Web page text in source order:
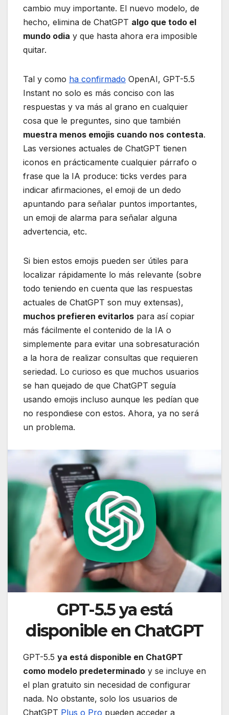
cambio muy importante. El nuevo modelo, de
hecho, elimina de ChatGPT algo que todo el
mundo odia y que hasta ahora era imposible
quitar.
Tal y como ha confirmado OpenAI, GPT-5.5
Instant no solo es más conciso con las
respuestas y va más al grano en cualquier
cosa que le preguntes, sino que también
muestra menos emojis cuando nos contesta.
Las versiones actuales de ChatGPT tienen
iconos en prácticamente cualquier párrafo o
frase que la IA produce: ticks verdes para
indicar afirmaciones, el emoji de un dedo
apuntando para señalar puntos importantes,
un emoji de alarma para señalar alguna
advertencia, etc.
Si bien estos emojis pueden ser útiles para
localizar rápidamente lo más relevante (sobre
todo teniendo en cuenta que las respuestas
actuales de ChatGPT son muy extensas),
muchos prefieren evitarlos para así copiar
más fácilmente el contenido de la IA o
simplemente para evitar una sobresaturación
a la hora de realizar consultas que requieren
seriedad. Lo curioso es que muchos usuarios
se han quejado de que ChatGPT seguía
usando emojis incluso aunque les pedían que
no respondiese con estos. Ahora, ya no será
un problema.
GPT-5.5 ya está
disponible en ChatGPT
GPT-5.5 ya está disponible en ChatGPT
como modelo predeterminado y se incluye en
el plan gratuito sin necesidad de configurar
nada. No obstante, solo los usuarios de
ChatGPT Plus o Pro pueden acceder a